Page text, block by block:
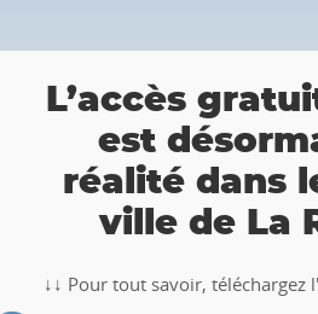
L’accès
est
réalité dans
ville de La
↓↓ Pour tout savoir, téléchargez